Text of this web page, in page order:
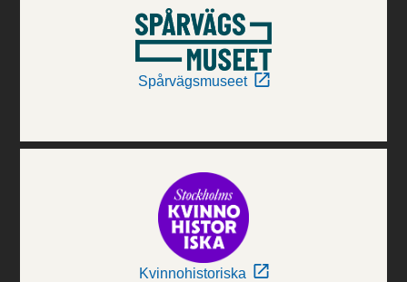
Spårvägsmuseet
Kvinnohistoriska